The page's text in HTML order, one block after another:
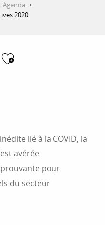
Agenda
2020
Ajouter aux
lié à la COVID, la
avérée
pour
du secteur